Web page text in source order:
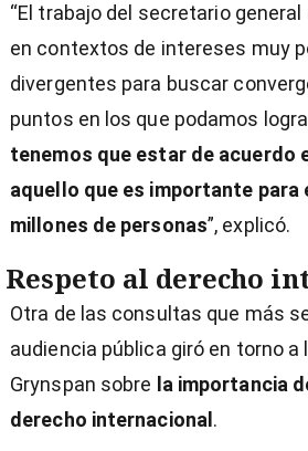
“El trabajo del secretario
en contextos de intereses muy
divergentes para buscar
puntos en los que podamos
tenemos que estar de acuerdo
aquello que es importante para
millones de personas”, explicó.
Respeto al derecho
Otra de las consultas que más
audiencia pública giró en torno a
Grynspan sobre la importancia
derecho internacional .